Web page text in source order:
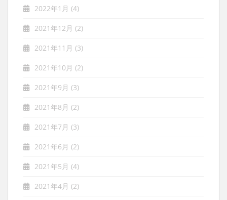
2022年1月 (4)
2021年12月 (2)
2021年11月 (3)
2021年10月 (2)
2021年9月 (3)
2021年8月 (2)
2021年7月 (3)
2021年6月 (2)
2021年5月 (4)
2021年4月 (2)